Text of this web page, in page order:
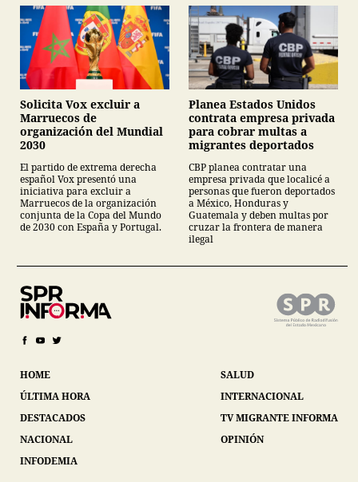
Solicita Vox excluir a
Marruecos de
organización del Mundial
2030
El partido de extrema derecha
español Vox presentó una
iniciativa para excluir a
Marruecos de la organización
conjunta de la Copa del Mundo
de 2030 con España y Portugal.
Planea Estados Unidos
contrata empresa privada
para cobrar multas a
migrantes deportados
CBP planea contratar una
empresa privada que localicé a
personas que fueron deportados
a México, Honduras y
Guatemala y deben multas por
cruzar la frontera de manera
ilegal
HOME
ÚLTIMA HORA
DESTACADOS
NACIONAL
INFODEMIA
SALUD
INTERNACIONAL
TV MIGRANTE INFORMA
OPINIÓN